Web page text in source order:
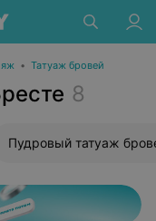
• Татуаж бровей
8
Пудровый татуаж